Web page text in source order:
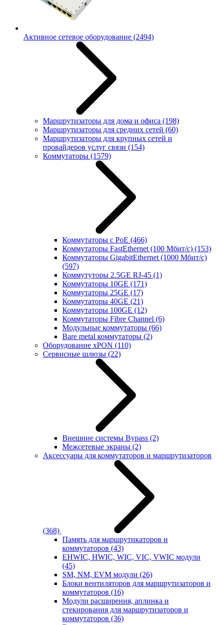
Активное сетевое оборудование (2494)
Маршрутизаторы для дома и офиса (198)
Маршрутизаторы для средних сетей (60)
Маршрутизаторы для крупных сетей и
провайдеров услуг связи (154)
Коммутаторы (1579)
Коммутаторы с PoE (466)
Коммутаторы FastEthernet (100 Мбит/с) (153)
Коммутаторы GigabitEthernet (1000 Мбит/с)
(597)
Коммутуторы 2.5GE RJ-45 (1)
Коммутаторы 10GE (171)
Коммутаторы 25GE (17)
Коммутаторы 40GE (21)
Коммутаторы 100GE (12)
Коммутаторы Fibre Channel (6)
Модульные коммутаторы (66)
Bare metal коммутаторы (2)
Оборудование xPON (110)
Сервисные шлюзы (22)
Внешние системы Bypass (2)
Межсетевые экраны (2)
Аксессуары для коммутаторов и маршрутизаторов
(368)
Память для маршрутикаторов и
коммутаторов (43)
EHWIC, HWIC, WIC, VIC, VWIC модули
(45)
SM, NM, EVM модули (26)
Блоки вентиляторов для маршрутизаторов и
коммутаторов (16)
Модули расширения, аплинка и
стекирования для маршрутизаторов и
коммутаторов (36)